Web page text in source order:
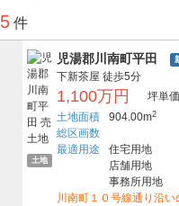
5 件
土地
児湯郡川南町平田
下新茶屋 徒歩5分
1,100万円
坪単
土地面積
904.00m2
総区画数
最適用途
住宅用地
店舗用地
事務所用地
川南町１０号線通り沿